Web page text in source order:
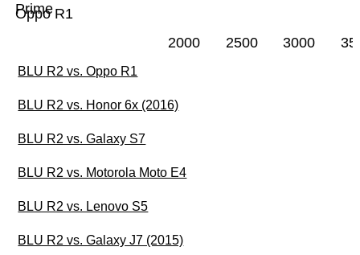
Oppo R1
Prime
2000 2500 3000
BLU R2 vs. Oppo R1
BLU R2 vs. Honor 6x (2016)
BLU R2 vs. Galaxy S7
BLU R2 vs. Motorola Moto E4
BLU R2 vs. Lenovo S5
BLU R2 vs. Galaxy J7 (2015)